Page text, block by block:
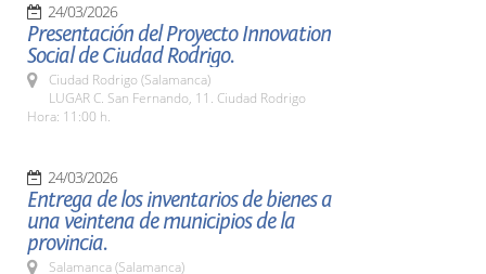
24/03/2026
Presentación del Proyecto Innovation
Social de Ciudad Rodrigo.
Ciudad Rodrigo (Salamanca)
LUGAR C. San Fernando, 11. Ciudad Rodrigo
Hora: 11:00 h.
24/03/2026
Entrega de los inventarios de bienes a
una veintena de municipios de la
provincia.
Salamanca (Salamanca)